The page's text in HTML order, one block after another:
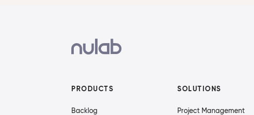
PRODUCTS
Backlog
SOLUTIONS
Project Management